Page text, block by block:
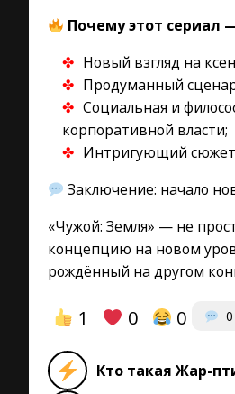
Почему этот
Новый взгляд на
Продуманный
Социальная и
корпоративной власти;
Интригующий
Заключение: начало
«Чужой: Земля» — не
концепцию на новом
рождённый на другом
1 0 0 0
Кто такая Жар-